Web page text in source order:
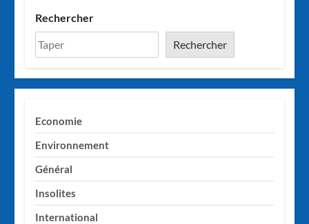
Rechercher
Rechercher
Economie
Environnement
Général
Insolites
International